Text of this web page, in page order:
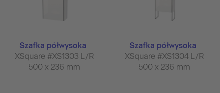
Szafka półwysoka
XSquare #XS1303 L/R
500 x 236 mm
Szafka półwysoka
XSquare #XS1304 L/R
500 x 236 mm